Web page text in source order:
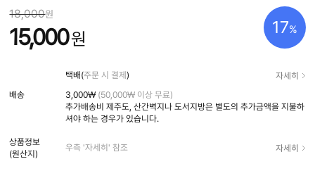
17%
18,000원
15,000원
배송
택배(주문 시 결제) 자세히
3,000₩ (50,000₩ 이상 무료)
추가배송비 제주도, 산간벽지나 도서지방은 별도의 추가금액을 지불하
셔야 하는 경우가 있습니다.
상품정보
(원산지)
우측 '자세히' 참조 자세히